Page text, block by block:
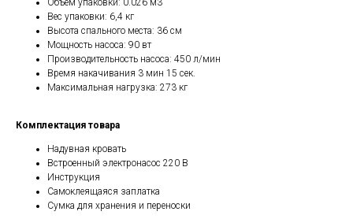
Объем упаковки: 0.026 м3
Вес упаковки: 6,4 кг
Высота спального места: 36 см
Мощность насоса: 90 вт
Производительность насоса: 450 л/мин
Время накачивания 3 мин 15 сек.
Максимальная нагрузка: 273 кг
Комплектация товара
Надувная кровать
Встроенный электронасос 220 В
Инструкция
Самоклеящаяся заплатка
Сумка для хранения и переноски